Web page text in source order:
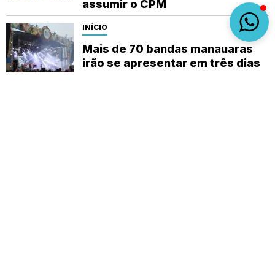
assumir o CPM
INÍCIO
Mais de 70 bandas manauaras
irão se apresentar em três dias